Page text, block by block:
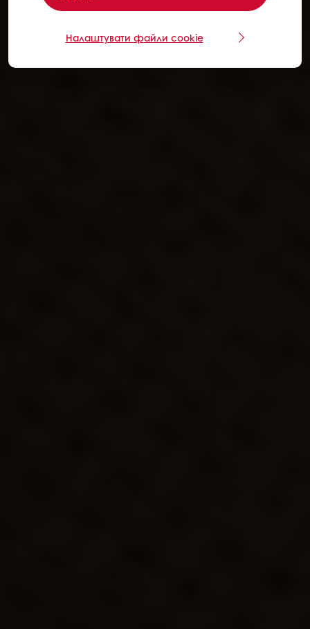
Налаштувати файли cookie